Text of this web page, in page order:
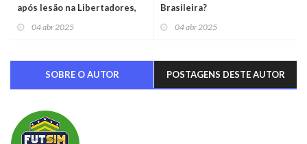
após lesão na Libertadores,
04 abr 2025
Brasileira?
04 abr 2025
SOBRE O AUTOR POSTAGENS DESTE AUTOR